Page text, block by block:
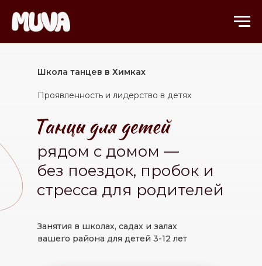
рядом с домом —
без поездок, пробок и
стресса для родителей
Занятия в школах, садах и залах
вашего района для детей 3-12 лет
Проявленность и лидерство в детях
Школа танцев в Химках